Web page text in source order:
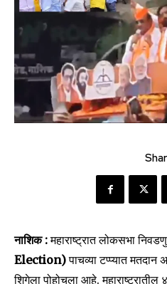
नाशिक :महाराष्ट्रात लोकसभा
Election)पाचव्या टप्प्यात
शिगेला पोहोचला आहे. महाराष्ट्रातील